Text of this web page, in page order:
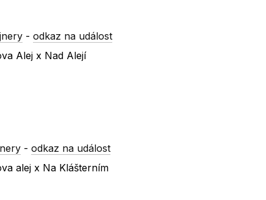
-odkaz na událost
Alej x Nad Alejí
-odkaz na událost
alej x Na Klášterním